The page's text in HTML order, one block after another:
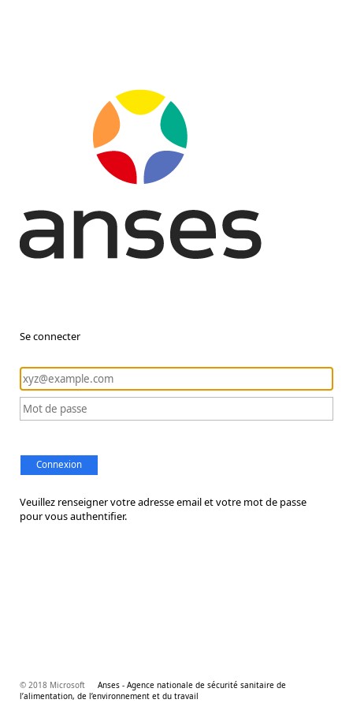
Se connecter
Connexion
Veuillez renseigner votre adresse email et votre mot de passe
pour vous authentifier.
© 2018 Microsoft
Anses - Agence nationale de sécurité sanitaire de
l’alimentation, de l’environnement et du travail